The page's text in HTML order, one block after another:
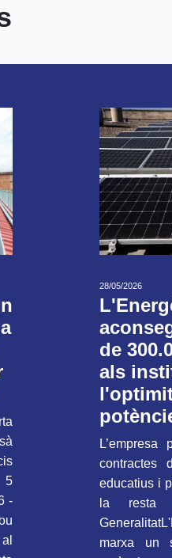
-
28/05/2026
de
als
contractes
educatius i
la resta
marxa un